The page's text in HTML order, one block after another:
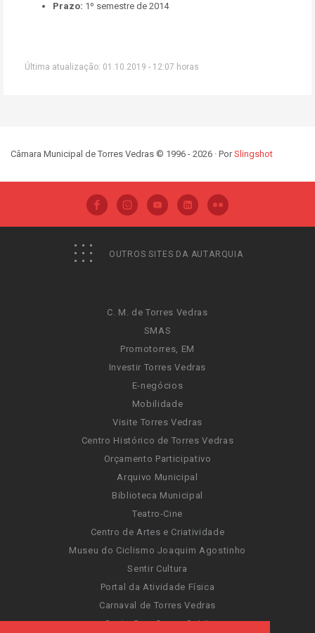
Prazo: 1º semestre de 2014
Última atualização: 01.10.2019 - 12:07 horas
Câmara Municipal de Torres Vedras © 1996 - 2026 · PorSlingshot
OUTROS SITES DA AUTARQUIA
C. M. de Torres Vedras
SMAS
Promotorres, EM
Investir Torres Vedras
E-negócios
Mobilidade
Visite Torres Vedras
Centro Histórico de Torres Vedras
Orçamento Participativo
Arquivo Municipal
Biblioteca Municipal
Teatro-Cine
Centro de Artes e Criatividade
Museu do Ciclismo Joaquim Agostinho
Sentir Cultura
Portal da Atividade Física
Carnaval de Torres Vedras
Santa Cruz Ocean Spirit